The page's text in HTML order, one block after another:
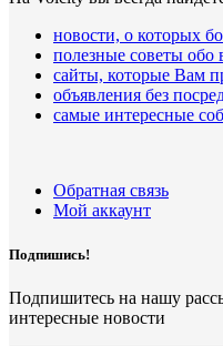
новости, о которых
полезные советы обо
сайты, которые Вам
объявления без
самые интересные
Обратная связь
Мой аккаунт
Подпишись!
Подпишитесь на нашу
интересные новости